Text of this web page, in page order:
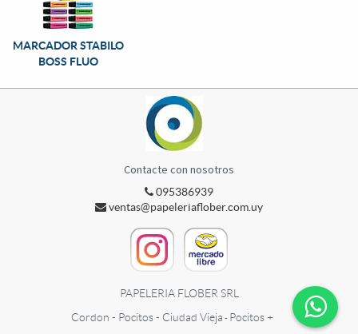
MARCADOR STABILO
BOSS FLUO
Contacte con nosotros
095386939
ventas@papeleriaflober.com.uy
PAPELERIA FLOBER SRL
Cordon - Pocitos - Ciudad Vieja - Pocitos +